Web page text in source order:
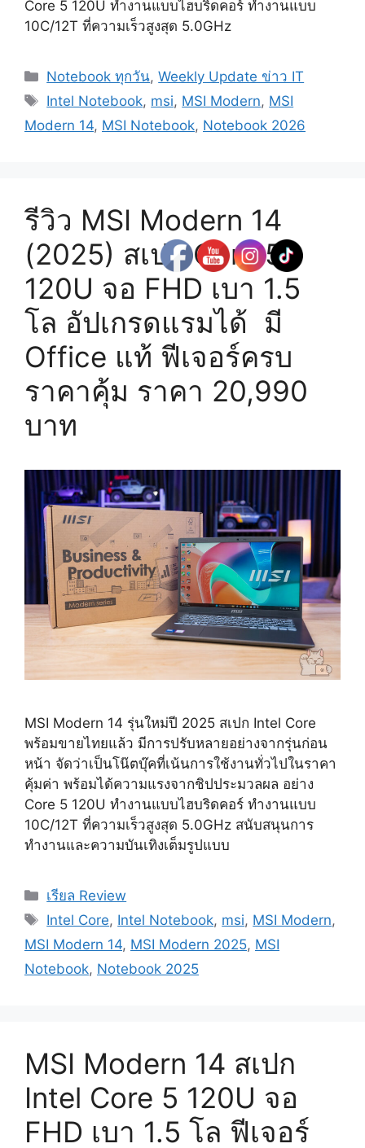
Core 5 120U ทำงานแบบไฮบริดคอร์ ทำงานแบบ
10C/12T ที่ความเร็วสูงสุด 5.0GHz
Categories
Notebook ทุกวัน,Weekly Update ข่าว IT
Tags
Intel Notebook, msi, MSI Modern, MSI
Modern 14, MSI Notebook, Notebook 2026
รีวิว MSI Modern 14
(2025) ​สเปก Core 5
120U จอ FHD เบา 1.5
โล อัปเกรดแรมได้ มี
Office แท้ ฟีเจอร์ครบ
ราคาคุ้ม ราคา 20,990
บาท
MSI Modern 14 รุ่นใหม่ปี 2025 สเปก Intel Core
พร้อมขายไทยแล้ว มีการปรับหลายอย่างจากรุ่นก่อน
หน้า จัดว่าเป็นโน๊ตบุ๊คที่เน้นการใช้งานทั่วไปในราคา
คุ้มค่า พร้อมได้ความแรงจากชิปประมวลผล อย่าง
Core 5 120U ทำงานแบบไฮบริดคอร์ ทำงานแบบ
10C/12T ที่ความเร็วสูงสุด 5.0GHz สนับสนุนการ
ทำงานและความบันเทิงเต็มรูปแบบ
Categories
เรียล Review
Tags
Intel Core, Intel Notebook, msi, MSI Modern,
MSI Modern 14, MSI Modern 2025, MSI
Notebook, Notebook 2025
MSI Modern 14 สเปก
Intel Core 5 120U จอ
FHD เบา 1.5 โล ฟีเจอร์